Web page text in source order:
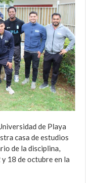
de Playa
casa de estudios
de la disciplina,
18 de octubre en la